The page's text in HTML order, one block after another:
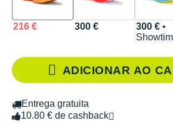
216 € 300 € 300 €•
ADICIONAR AO
Entrega gratuita
10.80 € de cashback